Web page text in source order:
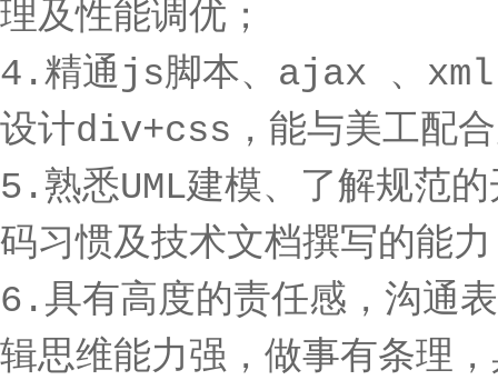
理及性能调优；
4.精通js脚本、ajax 、xml
设计div+css，能与美工配
5.熟悉UML建模、了解规范
码习惯及技术文档撰写的能
6.具有高度的责任感，沟通
辑思维能力强，做事有条理